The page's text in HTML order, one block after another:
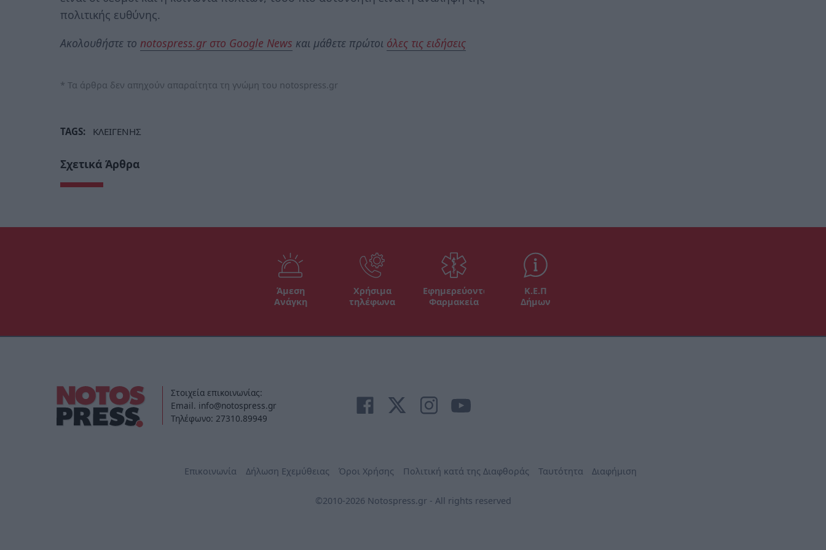
πολιτικής ευθύνης.
Ακολουθήστε το notospress.gr στο Google News και μάθετε πρώτοι όλες τις ειδήσεις
* Τα άρθρα δεν απηχούν απαραίτητα τη γνώμη του notospress.gr
TAGS: ΚΛΕΙΓΕΝΗΣ
Σχετικά Άρθρα
Άμεση
Ανάγκη
Χρήσιμα
τηλέφωνα
Εφημερεύοντα
Φαρμακεία
Κ.Ε.Π
Δήμων
Στοιχεία επικοινωνίας:
Email. info@notospress.gr
Τηλέφωνο: 27310.89949
Επικοινωνία Δήλωση Εχεμύθειας Όροι Χρήσης Πολιτική κατά της Διαφθοράς Ταυτότητα Διαφήμιση
©2010-2026 Notospress.gr - All rights reserved